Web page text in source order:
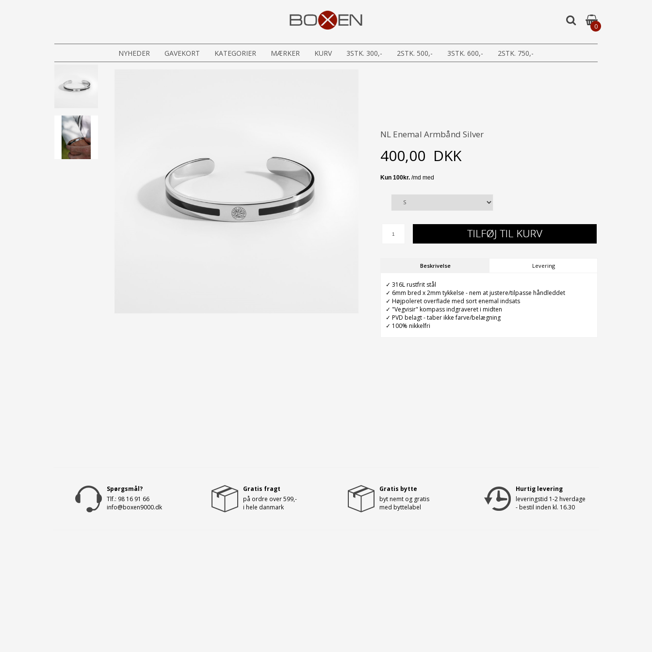
0
NYHEDER GAVEKORT KATEGORIER MÆRKER KURV 3STK. 300,- 2STK. 500,- 3STK. 600,- 2STK. 750,-
NL Enemal Armbånd Silver
400,00 DKK
Beskrivelse Levering
✓ 316L rustfrit stål
✓ 6mm bred x 2mm tykkelse - nem at justere/tilpasse håndleddet
✓ Højpoleret overflade med sort enemal indsats
✓ "Vegvisir" kompass indgraveret i midten
✓ PVD belagt - taber ikke farve/belægning
✓ 100% nikkelfri
Spørgsmål?
Tlf.: 98 16 91 66
info@boxen9000.dk
Gratis fragt
på ordre over 599,-
i hele danmark
Gratis bytte
byt nemt og gratis
med byttelabel
Hurtig levering
leveringstid 1-2 hverdage
- bestil inden kl. 16.30